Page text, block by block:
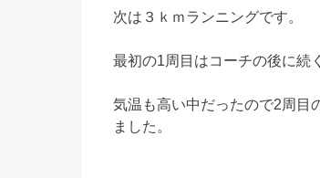
次は３ｋｍランニングです。
最初の1周目はコーチの後に続
気温も高い中だったので2周目
ました。